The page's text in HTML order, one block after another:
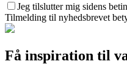
Jeg tilslutter mig sidens
Tilmelding til nyhedsbrevet
Få inspiration til